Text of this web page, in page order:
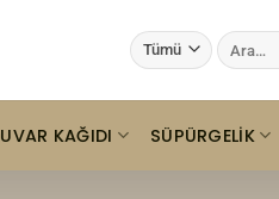
Ara:
KAĞIDI SÜPÜRGELIK